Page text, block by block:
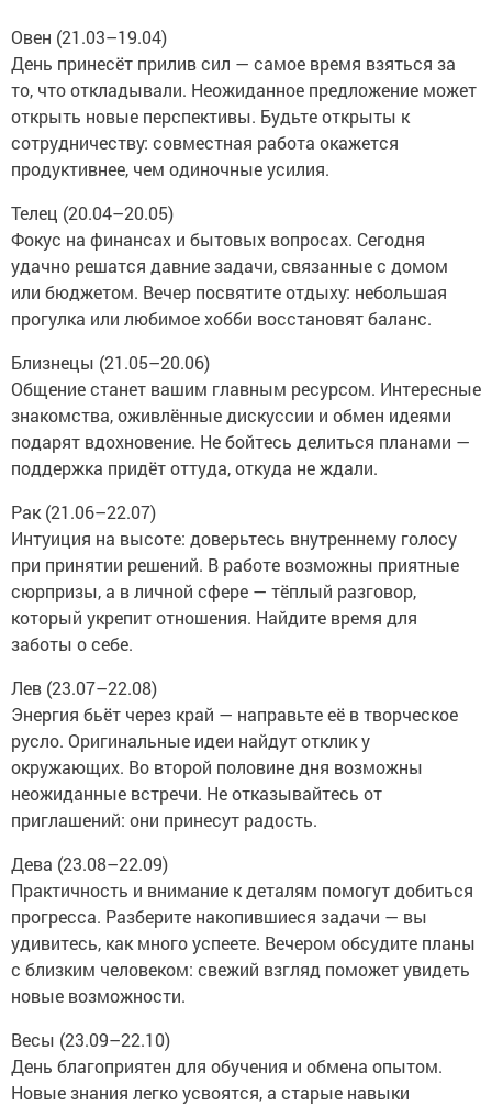
Овен (21.03–19.04)
День принесёт прилив сил — самое время взяться за
то, что откладывали. Неожиданное предложение может
открыть новые перспективы. Будьте открыты к
сотрудничеству: совместная работа окажется
продуктивнее, чем одиночные усилия.
Телец (20.04–20.05)
Фокус на финансах и бытовых вопросах. Сегодня
удачно решатся давние задачи, связанные с домом
или бюджетом. Вечер посвятите отдыху: небольшая
прогулка или любимое хобби восстановят баланс.
Близнецы (21.05–20.06)
Общение станет вашим главным ресурсом. Интересные
знакомства, оживлённые дискуссии и обмен идеями
подарят вдохновение. Не бойтесь делиться планами —
поддержка придёт оттуда, откуда не ждали.
Рак (21.06–22.07)
Интуиция на высоте: доверьтесь внутреннему голосу
при принятии решений. В работе возможны приятные
сюрпризы, а в личной сфере — тёплый разговор,
который укрепит отношения. Найдите время для
заботы о себе.
Лев (23.07–22.08)
Энергия бьёт через край — направьте её в творческое
русло. Оригинальные идеи найдут отклик у
окружающих. Во второй половине дня возможны
неожиданные встречи. Не отказывайтесь от
приглашений: они принесут радость.
Дева (23.08–22.09)
Практичность и внимание к деталям помогут добиться
прогресса. Разберите накопившиеся задачи — вы
удивитесь, как много успеете. Вечером обсудите планы
с близким человеком: свежий взгляд поможет увидеть
новые возможности.
Весы (23.09–22.10)
День благоприятен для обучения и обмена опытом.
Новые знания легко усвоятся, а старые навыки